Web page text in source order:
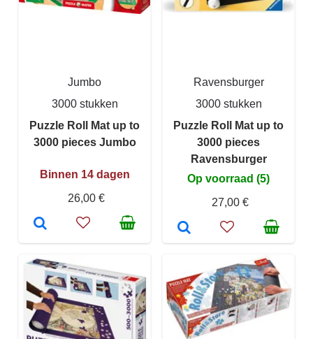
Jumbo
3000 stukken
Puzzle Roll Mat up to
3000 pieces Jumbo
Binnen 14 dagen
26,00 €
Ravensburger
3000 stukken
Puzzle Roll Mat up to
3000 pieces
Ravensburger
Op voorraad (5)
27,00 €